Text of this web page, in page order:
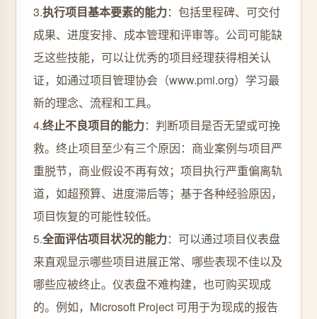
3.执行项目基本要素的能力：包括里程碑、可交付
成果、进度安排、成本管理和评审等。公司可能缺
乏这些技能，可以让优秀的项目经理获得相关认
证，如通过项目管理协会（www.pmi.org）学习最
新的理念、流程和工具。
4.终止不良项目的能力：判断项目是否无望或可挽
救。终止项目至少有三个原因：商业案例与项目严
重脱节，商业假设不再有效；项目执行严重偏离轨
道，如超预算、进度滞后等；基于各种经验原因，
项目恢复的可能性较低。
5.全面评估项目状况的能力：可以通过项目仪表盘
来直观显示哪些项目进展正常、哪些表现不佳以及
哪些应被终止。仪表盘不难构建，也可购买现成
的。例如，Microsoft Project 可用于为现成的报告